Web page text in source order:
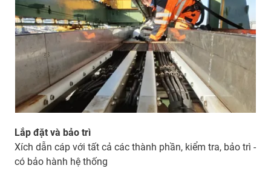
Lắp đặt và bảo trì
Xích dẫn cáp với tất cả các thành phần, kiểm tra, bảo trì -
có bảo hành hệ thống